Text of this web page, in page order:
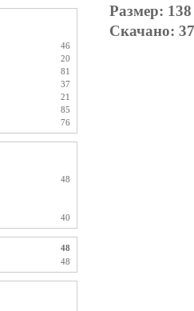
46
20
81
37
21
85
76
48
40
48
48
Размер:
Скачано: